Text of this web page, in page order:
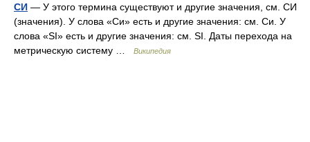
СИ — У этого термина существуют и другие значения, см. СИ
(значения). У слова «Си» есть и другие значения: см. Си. У
слова «SI» есть и другие значения: см. SI. Даты перехода на
метрическую систему …
Википедия